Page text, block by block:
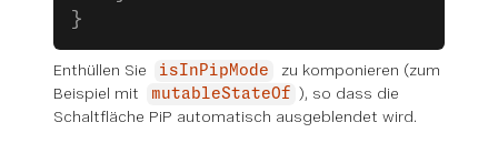
}
Enthüllen Sie isInPipMode
zu komponieren (zum
Beispiel mit
mutableStateOf ), so dass die
Schaltfläche PiP automatisch ausgeblendet wird.